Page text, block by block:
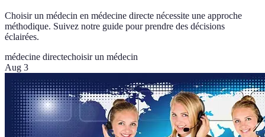
Choisir un médecin en médecine directe nécessite une approche
méthodique. Suivez notre guide pour prendre des décisions
éclairées.
médecine directechoisir un médecin
Aug 3